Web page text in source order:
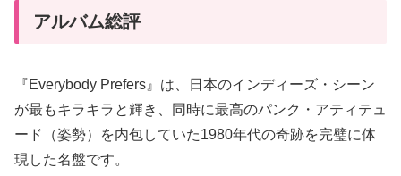
アルバム総評
『Everybody Prefers』は、日本のインディーズ・シーン
が最もキラキラと輝き、同時に最高のパンク・アティテュ
ード（姿勢）を内包していた1980年代の奇跡を完璧に体
現した名盤です。